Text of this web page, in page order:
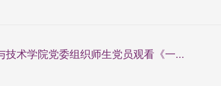
技术学院党委组织师生党员观看《一...